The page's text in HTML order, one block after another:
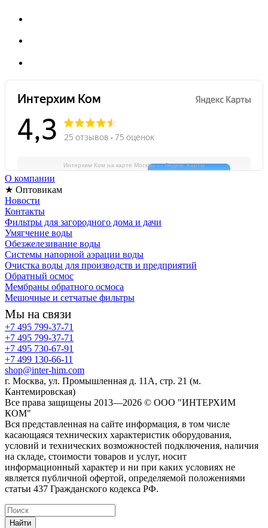
Интерхим Ком на карте Москвы — Яндекс Карты
О компании
★ Оптовикам
Новости
Контакты
Фильтры для загородного дома и дачи
Умягчение воды
Обезжелезивание воды
Системы напорной аэрации воды
Очистка воды для производств и предприятий
Обратный осмос
Мембраны обратного осмоса
Мешочные и сетчатые фильтры
Мы на связи
+7 495 799-37-71
+7 495 799-37-71
+7 495 730-67-91
+7 499 130-66-11
shop@inter-him.com
г. Москва, ул. Промышленная д. 11А, стр. 21 (м.
Кантемировская)
Все права защищены 2013—2026 © OOO "ИНТЕРХИМ
КОМ"
Вся представленная на сайте информация, в том числе
касающаяся технических характеристик оборудования,
условий и технических возможностей подключения, наличия
на складе, стоимости товаров и услуг, носит
информационный характер и ни при каких условиях не
является публичной офертой, определяемой положениями
статьи 437 Гражданского кодекса РФ.
Найти